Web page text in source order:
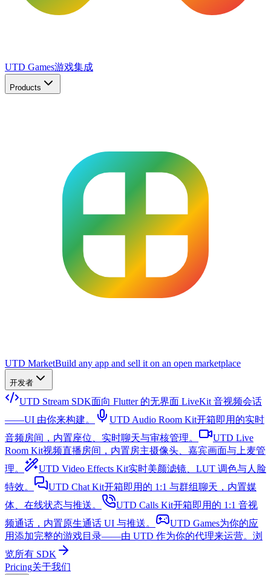
UTD Games游戏集成
Products
UTD MarketBuild any app and sell it on an open marketplace
开发者
UTD Stream SDK面向 Flutter 的无界面 LiveKit 音视频会话
——UI 由你来构建。
UTD Audio Room Kit开箱即用的实时
音频房间，内置座位、实时聊天与审核管理。
UTD Live
Room Kit视频直播房间，内置房主摄像头、嘉宾画面与上麦管
理。
UTD Video Effects Kit实时美颜滤镜、LUT 调色与人脸
特效。
UTD Chat Kit开箱即用的 1:1 与群组聊天，内置媒
体、在线状态与推送。
UTD Calls Kit开箱即用的 1:1 音视
频通话，内置原生通话 UI 与推送。
UTD Games为你的应
用添加完整的游戏目录——由 UTD 作为你的代理来运营。 浏
览所有 SDK
Pricing关于我们